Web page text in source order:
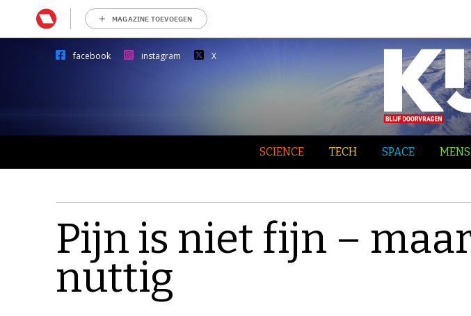
MAGAZINE TOEVOEGEN
facebook instagram X
SCIENCE TECH SPACE MENS
Pijn is niet fijn –
nuttig